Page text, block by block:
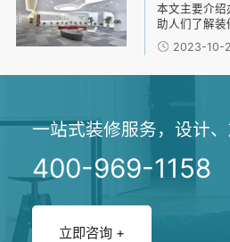
本文主要介绍
助人们了解
环境。文章
本费用，包括
2023-10-
一站式装修服务，设计
400-969-1158
立即咨询 +